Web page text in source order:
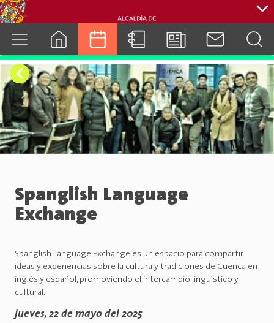
cuenca.gob.ec
Spanglish Language
Exchange
Spanglish Language Exchange es un espacio para compartir
ideas y experiencias sobre la cultura y tradiciones de Cuenca en
inglés y español, promoviendo el intercambio lingüístico y
cultural.
jueves, 22 de mayo del 2025